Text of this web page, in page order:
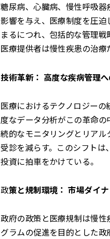
糖尿病、心臓病、慢性呼吸
影響を与え、医療制度を圧
まるにつれ、包括的な管理
医療提供者は慢性疾患の治療
技術革新： 高度な疾病管理
医療におけるテクノロジー
度なデータ分析がこの革命
続的なモニタリングとリア
受診を減らす。このシフト
投資に拍車をかけている。
政策と規制環境： 市場ダイ
政府の政策と医療規制は慢
グラムの促進を目的とした